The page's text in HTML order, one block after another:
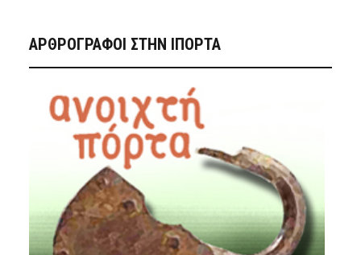
ΑΡΘΡΟΓΡΑΦΟΙ ΣΤΗΝ IΠΟΡΤΑ